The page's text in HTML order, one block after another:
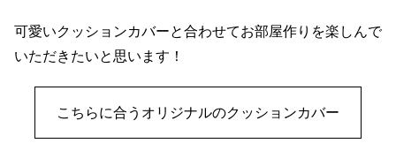
可愛いクッションカバーと合わせてお部屋作りを楽しんで
いただきたいと思います！
こちらに合うオリジナルのクッションカバー